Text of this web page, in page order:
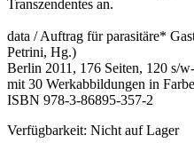
Transzendentes an.
data / Auftrag für parasitäre*
Petrini, Hg.)
Berlin 2011, 176 Seiten, 120 s/
mit 30 Werkabbildungen in
ISBN 978-3-86895-357-2
Verfügbarkeit: Nicht auf Lager